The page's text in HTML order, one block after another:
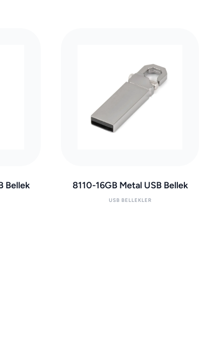
Bellek 8110-16GB Metal USB Bellek
USB BELLEKLER